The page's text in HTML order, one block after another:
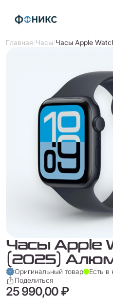
Главная/Часы/
Часы Apple
(2025)
Оригинальный товар Есть в
Поделиться
25 990,00 ₽